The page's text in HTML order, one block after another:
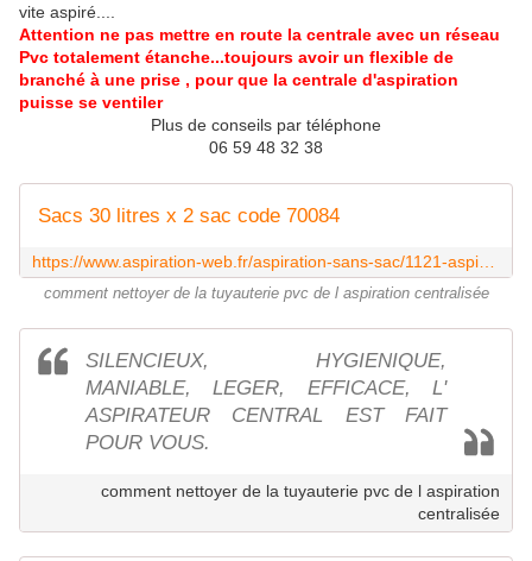
vite aspiré....
Attention ne pas mettre en route la centrale avec un réseau
Pvc totalement étanche...toujours avoir un flexible de
branché à une prise , pour que la centrale d'aspiration
puisse se ventiler
Plus de conseils par téléphone
06 59 48 32 38
Sacs 30 litres x 2 sac code 70084
comment nettoyer de la tuyauterie pvc de l aspiration centralisée
SILENCIEUX, HYGIENIQUE,
MANIABLE, LEGER, EFFICACE, L'
ASPIRATEUR CENTRAL EST FAIT
POUR VOUS.
comment nettoyer de la tuyauterie pvc de l aspiration
centralisée